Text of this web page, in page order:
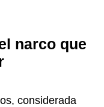
narco que
considerada